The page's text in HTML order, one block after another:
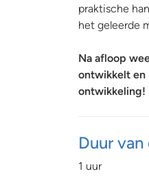
praktische
het geleerde
Na afloop
ontwikkelt en
ontwikkeling!
Duur
1 uur